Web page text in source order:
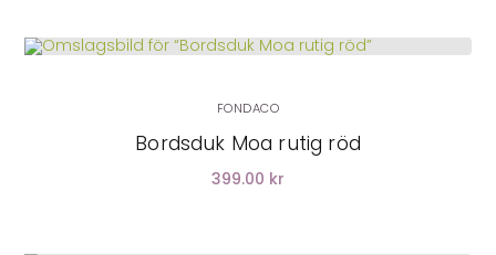
FONDACO
Bordsduk Moa rutig röd
399.00 kr